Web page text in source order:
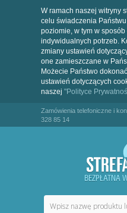
W ramach naszej witryny
celu świadczenia
poziomie, w tym w
indywidualnych potrzeb.
zmiany ustawień
one zamieszczane w
Możecie Państwo
ustawień dotyczących
naszej "Polityce
Zamówienia telefoniczne i
328 85 14
BEZPŁATNA